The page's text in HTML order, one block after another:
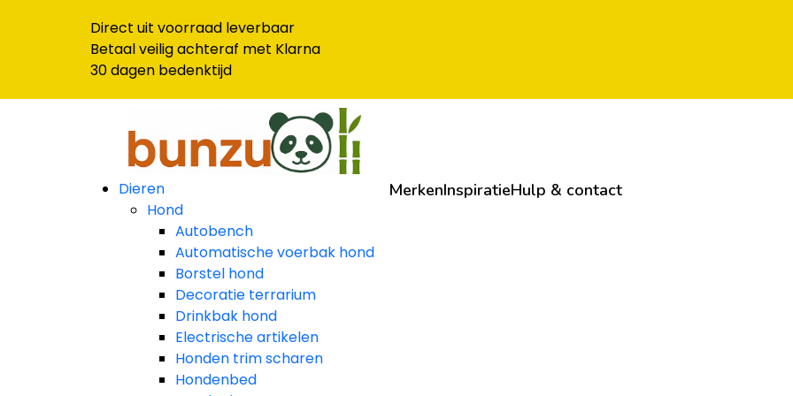
Direct uit voorraad leverbaar
Betaal veilig achteraf met Klarna
30 dagen bedenktijd
Dieren
Hond
Autobench
Automatische voerbak hond
Borstel hond
Decoratie terrarium
Drinkbak hond
Electrische artikelen
Honden trim scharen
Hondenbed
MerkenInspiratieHulp & contact